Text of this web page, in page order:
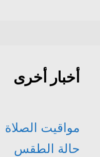
أخبار أخرى
مواقيت الصلاة
حالة الطقس